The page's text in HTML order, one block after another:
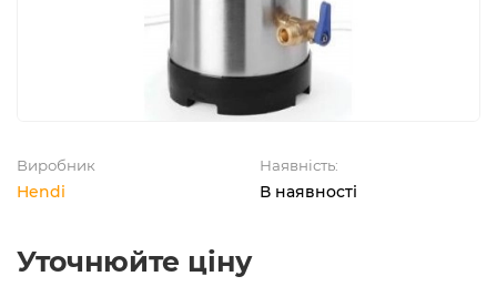
Виробник
Hendi
Наявність:
В наявності
Уточнюйте ціну